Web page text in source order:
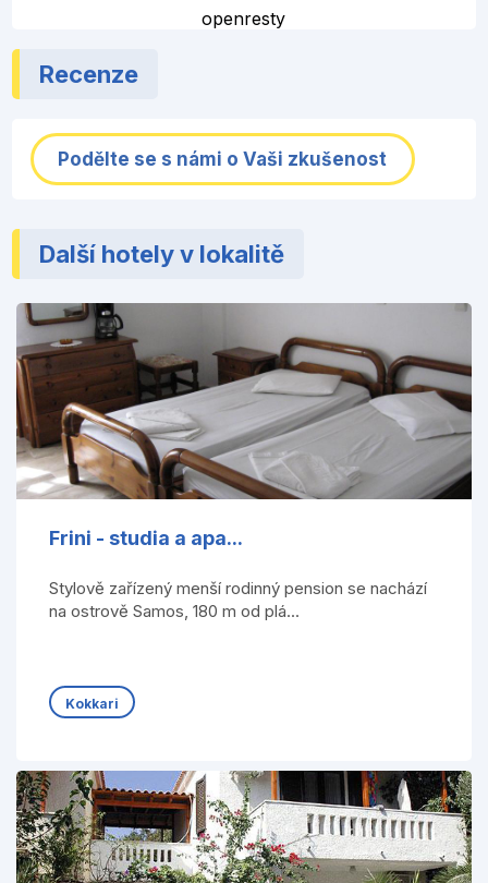
openresty
Recenze
Podělte se s námi o Vaši zkušenost
Další hotely v lokalitě
Frini - studia a apa...
Stylově zařízený menší rodinný pension se nachází
na ostrově Samos, 180 m od plá...
Kokkari